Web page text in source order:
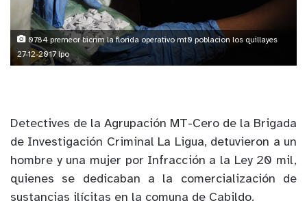
0784 premeor bicrim la florida operativo mt0 poblacion los quillayes
27-12-2017 lpo
Detectives de la Agrupación MT-Cero de la Brigada
de Investigación Criminal La Ligua, detuvieron a un
hombre y una mujer por Infracción a la Ley 20 mil,
quienes se dedicaban a la comercialización de
sustancias ilícitas en la comuna de Cabildo.